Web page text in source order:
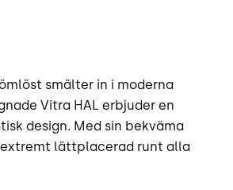
smälter in i moderna
Vitra HAL erbjuder en
design. Med sin bekväma
lättplacerad runt alla